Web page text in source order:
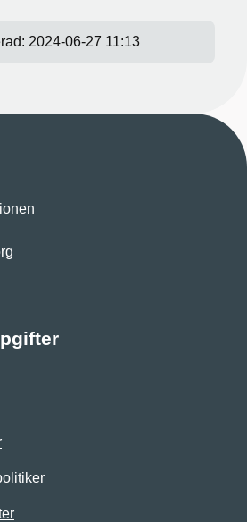
2024-06-27 11:13